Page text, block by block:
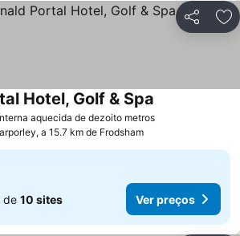
Partilhar
aquecida de dezoito metrosVer preços
Hotel, Golf & Spa
a 15.7 km de Frodsham
de 10 sites Ver preços